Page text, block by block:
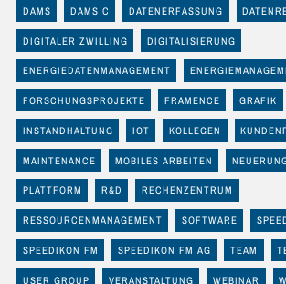
DAMS DAMS C DATENERFASSUNG
DIGITALER ZWILLING DIGITALISIERUNG
ENERGIEDATENMANAGEMENT
FORSCHUNGSPROJEKTE FRAMENCE GRAFIK
INSTANDHALTUNG IOT KOLLEGEN
MAINTENANCE MOBILES ARBEITEN
PLATTFORM R&D RECHENZENTRUM
RESSOURCENMANAGEMENT SOFTWARE
SPEEDIKON FM SPEEDIKON FM AG TEAM
USER GROUP VERANSTALTUNG WEBINAR